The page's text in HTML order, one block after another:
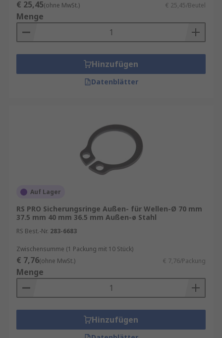
€ 25,45(ohne MwSt.) € 25,45/Beutel
Menge
Hinzufügen
Datenblätter
Auf Lager
RS PRO Sicherungsringe Außen- für Wellen-Ø 70 mm
37.5 mm 40 mm 36.5 mm Außen-ø Stahl
RS Best.-Nr. 283-6683
Zwischensumme (1 Packung mit 10 Stück)
€ 7,76(ohne MwSt.) € 7,76/Packung
Menge
Hinzufügen